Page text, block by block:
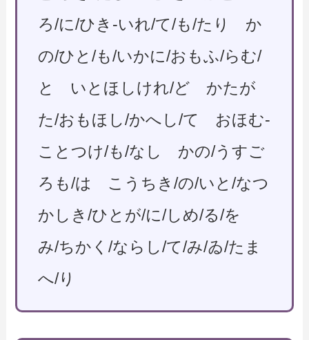
ろ/に/ひき-いれ/て/も/たり か
の/ひと/も/いかに/おもふ/らむ/
と いとほしけれ/ど かたが
た/おもほし/かへし/て おほむ-
ことつけ/も/なし かの/うすご
ろも/は こうちき/の/いと/なつ
かしき/ひとが/に/しめ/る/を
み/ちかく/ならし/て/み/ゐ/たま
へ/り